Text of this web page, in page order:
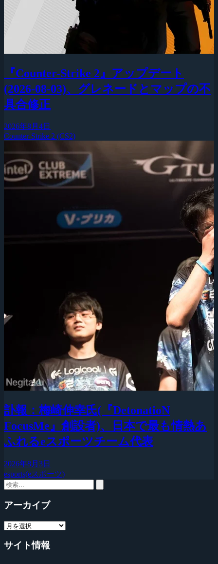
『Counter-Strike 2』アップデート
(2026-08-03)、グレネードとマップの不
具合修正
2026年8月4日
Counter-Strike 2 (CS2)
訃報：梅崎伸幸氏(『DetonatioN
FocusMe』創設者)、日本で最も情熱あ
ふれるeスポーツチーム代表
2026年8月3日
esports(eスポーツ)
アーカイブ
サイト情報